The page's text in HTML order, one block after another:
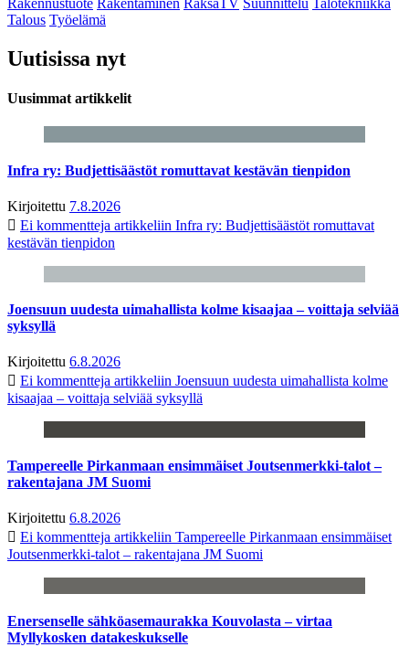
Talous Työelämä
Uutisissa nyt
Uusimmat artikkelit
Infra ry: Budjettisäästöt romuttavat kestävän tienpidon
Kirjoitettu 7.8.2026
Ei kommentteja artikkeliin Infra ry: Budjettisäästöt romuttavat
kestävän tienpidon
Joensuun uudesta uimahallista kolme kisaajaa – voittaja selviää
syksyllä
Kirjoitettu 6.8.2026
Ei kommentteja artikkeliin Joensuun uudesta uimahallista kolme
kisaajaa – voittaja selviää syksyllä
Tampereelle Pirkanmaan ensimmäiset Joutsenmerkki-talot –
rakentajana JM Suomi
Kirjoitettu 6.8.2026
Ei kommentteja artikkeliin Tampereelle Pirkanmaan ensimmäiset
Joutsenmerkki-talot – rakentajana JM Suomi
Enersenselle sähköasemaurakka Kouvolasta – virtaa
Myllykosken datakeskukselle